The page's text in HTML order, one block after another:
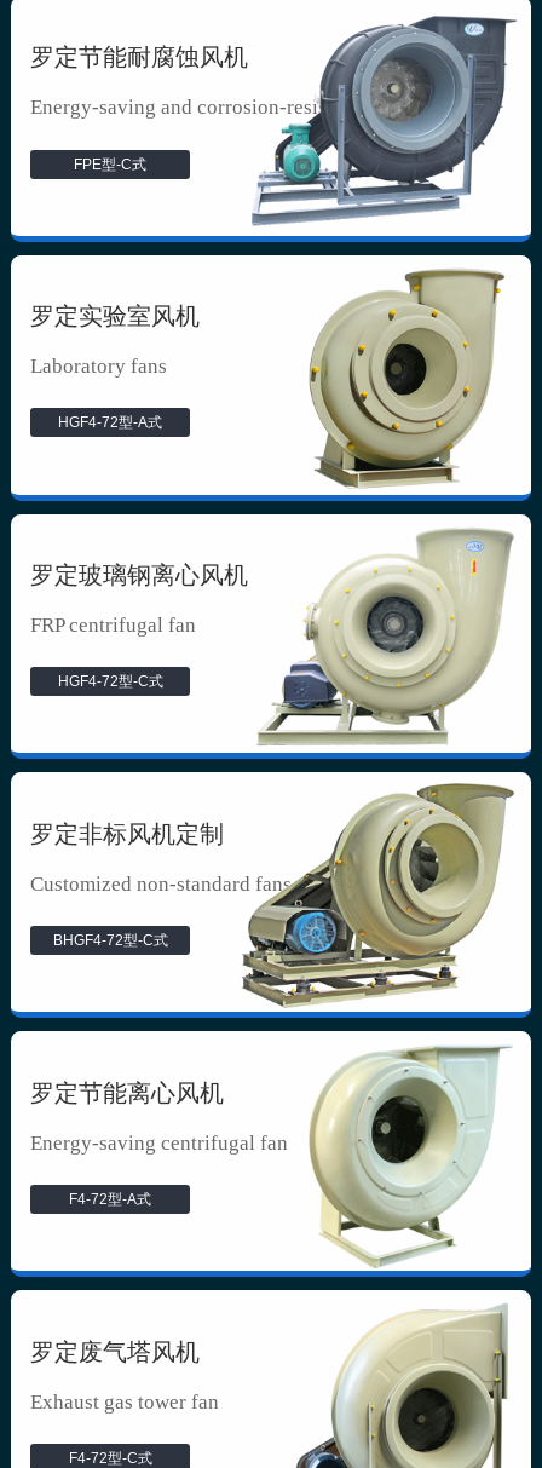
罗定节能耐腐蚀风机
Energy-saving and corrosion-resista...
FPE型-C式
罗定实验室风机
Laboratory fans
HGF4-72型-A式
罗定玻璃钢离心风机
FRP centrifugal fan
HGF4-72型-C式
罗定非标风机定制
Customized non-standard fans
BHGF4-72型-C式
罗定节能离心风机
Energy-saving centrifugal fan
F4-72型-A式
罗定废气塔风机
Exhaust gas tower fan
F4-72型-C式